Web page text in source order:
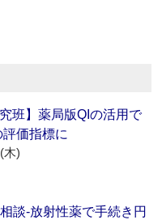
班】薬局版QIの活用で
評価指標に
木)
談‐放射性薬で手続き円